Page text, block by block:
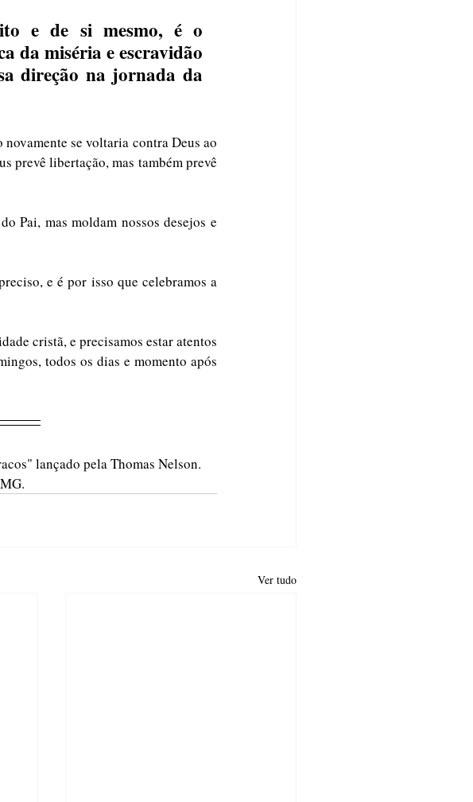
e de si mesmo, é o
da miséria e escravidão
direção na jornada da
se voltaria contra Deus ao
prevê libertação, mas também prevê
Pai, mas moldam nossos desejos e
e é por isso que celebramos a
cristã, e precisamos estar atentos
todos os dias e momento após
lançado pela Thomas Nelson.
Ver tudo